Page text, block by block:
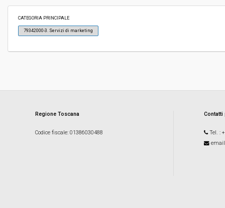
CATEGORIA PRINCIPALE
79342000-3. Servizi di marketing
Regione Toscana
Codice fiscale: 01386030488 Tel. :
email